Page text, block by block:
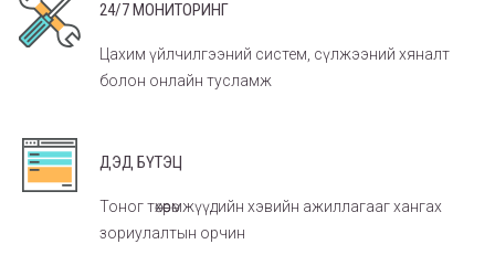
24/7 МОНИТОРИНГ
Цахим үйлчилгээний систем, сүлжээний хяналт
болон онлайн тусламж
ДЭД БҮТЭЦ
Тоног төхөөрөмжүүдийн хэвийн ажиллагааг хангах
зориулалтын орчин